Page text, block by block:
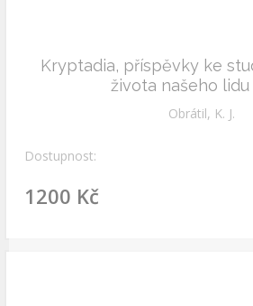
Kryptadia, příspěvky ke
života našeho lidu
Obrátil, K. J.
Dostupnost:
1200 Kč